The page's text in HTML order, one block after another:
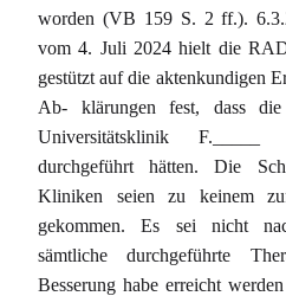
worden (VB 159 S. 2 ff.).
vom 4. Juli 2024 hielt die
gestützt auf die aktenkundigen
Ab- klärungen fest, dass
Universitätsklinik F._____
durchgeführt hätten. Die
Kliniken seien zu keinem
gekommen. Es sei nicht
sämtliche durchgeführte
Besserung habe erreicht